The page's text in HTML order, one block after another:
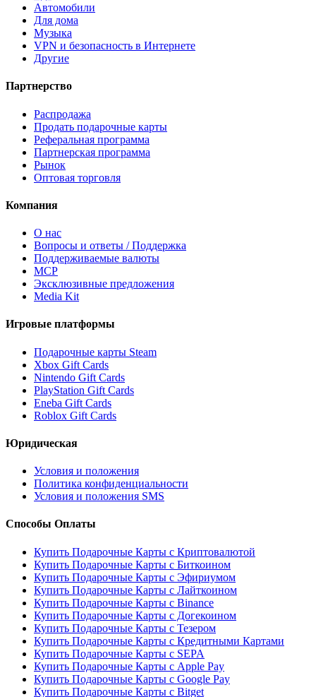
Автомобили
Для дома
Музыка
VPN и безопасность в Интернете
Другие
Партнерство
Распродажа
Продать подарочные карты
Реферальная программа
Партнерская программа
Рынок
Оптовая торговля
Компания
О нас
Вопросы и ответы / Поддержка
Поддерживаемые валюты
MCP
Эксклюзивные предложения
Media Kit
Игровые платформы
Подарочные карты Steam
Xbox Gift Cards
Nintendo Gift Cards
PlayStation Gift Cards
Eneba Gift Cards
Roblox Gift Cards
Юридическая
Условия и положения
Политика конфиденциальности
Условия и положения SMS
Способы Оплаты
Купить Подарочные Карты с Криптовалютой
Купить Подарочные Карты с Биткоином
Купить Подарочные Карты с Эфириумом
Купить Подарочные Карты с Лайткоином
Купить Подарочные Карты с Binance
Купить Подарочные Карты с Догекоином
Купить Подарочные Карты с Тезером
Купить Подарочные Карты с Кредитными Картами
Купить Подарочные Карты с SEPA
Купить Подарочные Карты с Apple Pay
Купить Подарочные Карты с Google Pay
Купить Подарочные Карты с Bitget